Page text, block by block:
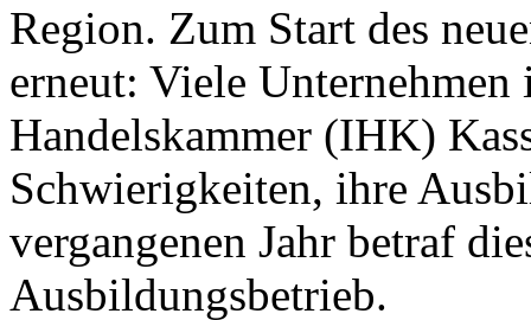
Region. Zum Start des
erneut: Viele
Handelskammer (IHK)
Schwierigkeiten, ihre
vergangenen Jahr betraf
Ausbildungsbetrieb.